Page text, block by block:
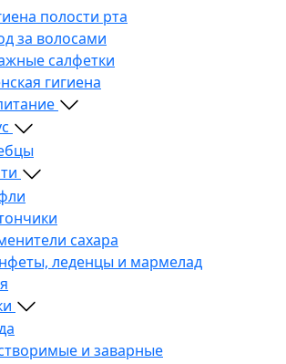
полости рта
за волосами
салфетки
гигиена
сахара
леденцы и мармелад
и заварные